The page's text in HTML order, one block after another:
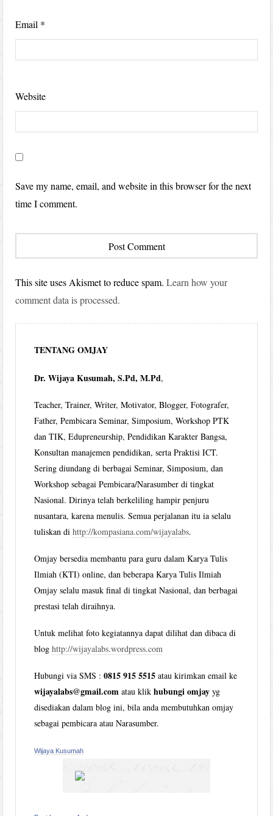
Email *
Website
Save my name, email, and website in this browser for the next
time I comment.
This site uses Akismet to reduce spam.Learn how your
comment data is processed.
TENTANG OMJAY
Dr. Wijaya Kusumah, S.Pd, M.Pd,
Teacher, Trainer, Writer, Motivator, Blogger, Fotografer,
Father, Pembicara Seminar, Simposium, Workshop PTK
dan TIK, Edupreneurship, Pendidikan Karakter Bangsa,
Konsultan manajemen pendidikan, serta Praktisi ICT.
Sering diundang di berbagai Seminar, Simposium, dan
Workshop sebagai Pembicara/Narasumber di tingkat
Nasional. Dirinya telah berkeliling hampir penjuru
nusantara, karena menulis. Semua perjalanan itu ia selalu
tuliskan dihttp://kompasiana.com/wijayalabs.
Omjay bersedia membantu para guru dalam Karya Tulis
Ilmiah (KTI) online, dan beberapa Karya Tulis Ilmiah
Omjay selalu masuk final di tingkat Nasional, dan berbagai
prestasi telah diraihnya.
Untuk melihat foto kegiatannya dapat dilihat dan dibaca di
bloghttp://wijayalabs.wordpress.com
Hubungi via SMS :0815 915 5515 atau kirimkan email ke
wijayalabs@gmail.com atau klikhubungi omjay yg
disediakan dalam blog ini, bila anda membutuhkan omjay
sebagai pembicara atau Narasumber.
Wijaya Kusumah